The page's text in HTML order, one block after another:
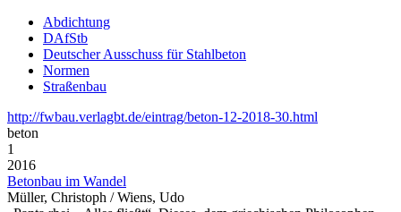
Abdichtung
DAfStb
Deutscher Ausschuss für Stahlbeton
Normen
Straßenbau
http://fwbau.verlagbt.de/eintrag/beton-12-2018-30.html
beton
1
2016
Betonbau im Wandel
Müller, Christoph / Wiens, Udo